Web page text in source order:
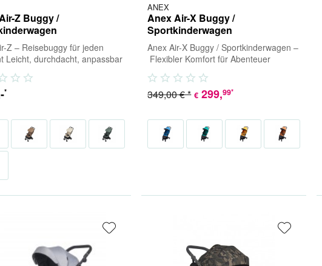
Z Buggy /
Z – Reisebuggy für jeden
Leicht, durchdacht, anpassbar
*
ANEX
Anex Air-X Buggy /
Sportkinderwagen
Anex Air-X Buggy / Sportkinderwagen –
Flexibler Komfort für Abenteuer
Bewegung...
€ 299,99*
349,00 € *